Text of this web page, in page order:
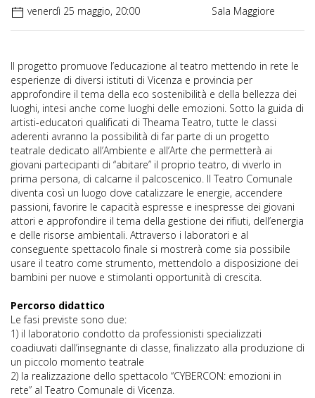
venerdì 25 maggio, 20:00 Sala Maggiore
Il progetto promuove l’educazione al teatro mettendo in rete le
esperienze di diversi istituti di Vicenza e provincia per
approfondire il tema della eco sostenibilità e della bellezza dei
luoghi, intesi anche come luoghi delle emozioni. Sotto la guida di
artisti-educatori qualificati di Theama Teatro, tutte le classi
aderenti avranno la possibilità di far parte di un progetto
teatrale dedicato all’Ambiente e all’Arte che permetterà ai
giovani partecipanti di “abitare” il proprio teatro, di viverlo in
prima persona, di calcarne il palcoscenico. Il Teatro Comunale
diventa così un luogo dove catalizzare le energie, accendere
passioni, favorire le capacità espresse e inespresse dei giovani
attori e approfondire il tema della gestione dei rifiuti, dell’energia
e delle risorse ambientali. Attraverso i laboratori e al
conseguente spettacolo finale si mostrerà come sia possibile
usare il teatro come strumento, mettendolo a disposizione dei
bambini per nuove e stimolanti opportunità di crescita.
Percorso didattico
Le fasi previste sono due:
1) il laboratorio condotto da professionisti specializzati
coadiuvati dall’insegnante di classe, finalizzato alla produzione di
un piccolo momento teatrale
2) la realizzazione dello spettacolo “CYBERCON: emozioni in
rete” al Teatro Comunale di Vicenza.